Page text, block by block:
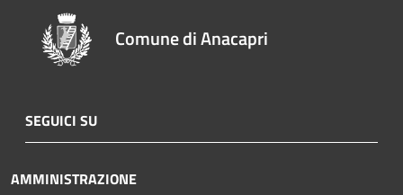
Comune di Anacapri
SEGUICI SU
AMMINISTRAZIONE